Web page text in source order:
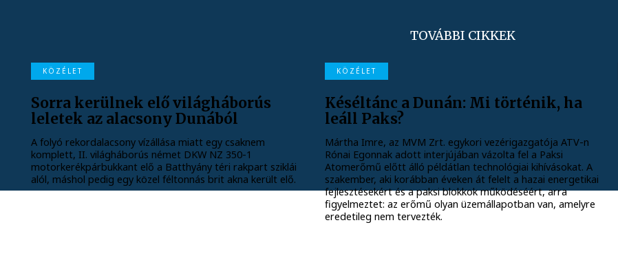
TOVÁBBI CIKKEK
KÖZÉLET
Sorra kerülnek elő világháborús
leletek az alacsony Dunából
A folyó rekordalacsony vízállása miatt egy csaknem
komplett, II. világháborús német DKW NZ 350-1
motorkerékpárbukkant elő a Batthyány téri rakpart sziklái
alól, máshol pedig egy közel féltonnás brit akna került elő.
KÖZÉLET
Késéltánc a Dunán: Mi történik, ha
leáll Paks?
Mártha Imre, az MVM Zrt. egykori vezérigazgatója ATV-n
Rónai Egonnak adott interjújában vázolta fel a Paksi
Atomerőmű előtt álló példátlan technológiai kihívásokat. A
szakember, aki korábban éveken át felelt a hazai energetikai
fejlesztésekért és a paksi blokkok működéséért, arra
figyelmeztet: az erőmű olyan üzemállapotban van, amelyre
eredetileg nem tervezték.